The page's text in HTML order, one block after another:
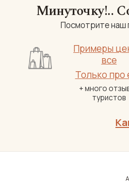
Минуточку!..
Посмотрите наш
Примеры
все
Только про
+ много
туристов